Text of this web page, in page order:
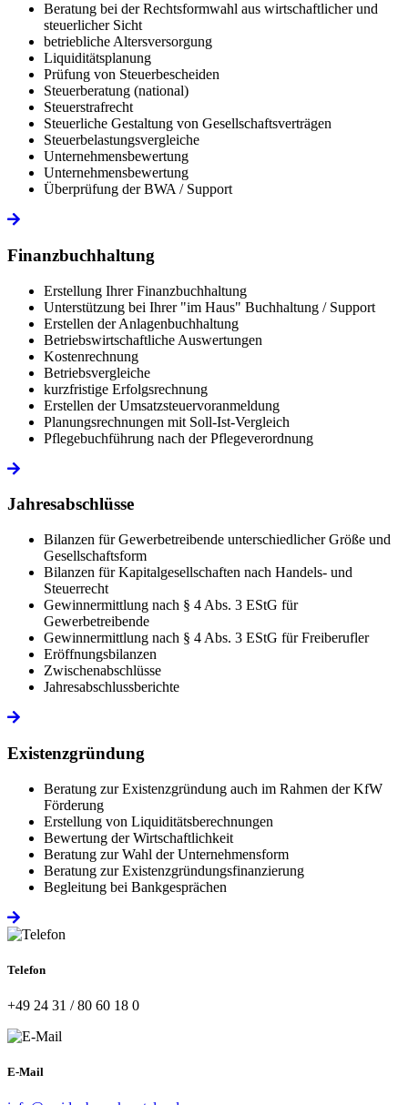
Beratung bei der Rechtsformwahl aus wirtschaftlicher und
steuerlicher Sicht
betriebliche Altersversorgung
Liquiditätsplanung
Prüfung von Steuerbescheiden
Steuerberatung (national)
Steuerstrafrecht
Steuerliche Gestaltung von Gesellschaftsverträgen
Steuerbelastungsvergleiche
Unternehmensbewertung
Unternehmensbewertung
Überprüfung der BWA / Support
Finanzbuchhaltung
Erstellung Ihrer Finanzbuchhaltung
Unterstützung bei Ihrer "im Haus" Buchhaltung / Support
Erstellen der Anlagenbuchhaltung
Betriebswirtschaftliche Auswertungen
Kostenrechnung
Betriebsvergleiche
kurzfristige Erfolgsrechnung
Erstellen der Umsatzsteuervoranmeldung
Planungsrechnungen mit Soll-Ist-Vergleich
Pflegebuchführung nach der Pflegeverordnung
Jahresabschlüsse
Bilanzen für Gewerbetreibende unterschiedlicher Größe und
Gesellschaftsform
Bilanzen für Kapitalgesellschaften nach Handels- und
Steuerrecht
Gewinnermittlung nach § 4 Abs. 3 EStG für
Gewerbetreibende
Gewinnermittlung nach § 4 Abs. 3 EStG für Freiberufler
Eröffnungsbilanzen
Zwischenabschlüsse
Jahresabschlussberichte
Existenzgründung
Beratung zur Existenzgründung auch im Rahmen der KfW
Förderung
Erstellung von Liquiditätsberechnungen
Bewertung der Wirtschaftlichkeit
Beratung zur Wahl der Unternehmensform
Beratung zur Existenzgründungsfinanzierung
Begleitung bei Bankgesprächen
Telefon
+49 24 31 / 80 60 18 0
E-Mail